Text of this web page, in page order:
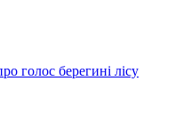
голос берегині лісу